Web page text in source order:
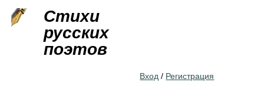
Стихи
русских
поэтов
Вход / Регистрация